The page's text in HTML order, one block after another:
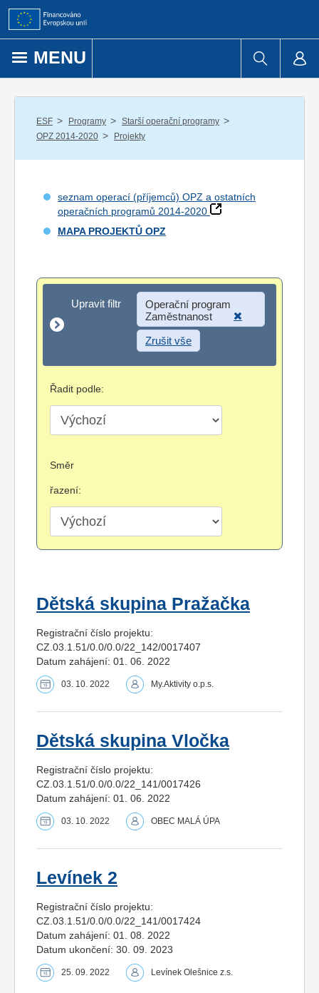
Přejít k obsahu
MENU
ESF / Programy / Starší operační programy /
OPZ 2014-2020 / Projekty
seznam operací (příjemců) OPZ a ostatních
operačních programů 2014-2020
MAPA PROJEKTŮ OPZ
Upravit filtr
Upravit filtr
Operační program
Zaměstnanost
Zrušit vše
Řadit podle:
Směr
řazení:
Dětská skupina Pražačka
Registrační číslo projektu:
CZ.03.1.51/0.0/0.0/22_142/0017407
Datum zahájení: 01. 06. 2022
03. 10. 2022 My.Aktivity o.p.s.
Dětská skupina Vločka
Registrační číslo projektu:
CZ.03.1.51/0.0/0.0/22_141/0017426
Datum zahájení: 01. 06. 2022
03. 10. 2022 OBEC MALÁ ÚPA
Levínek 2
Registrační číslo projektu:
CZ.03.1.51/0.0/0.0/22_141/0017424
Datum zahájení: 01. 08. 2022
Datum ukončení: 30. 09. 2023
25. 09. 2022 Levínek Olešnice z.s.